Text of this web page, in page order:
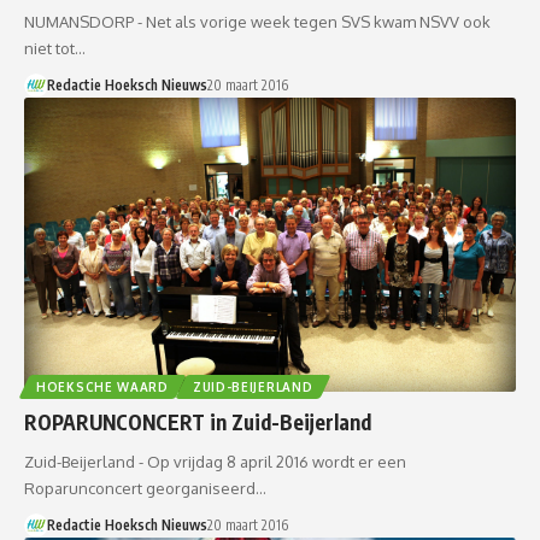
NUMANSDORP - Net als vorige week tegen SVS kwam NSVV ook
niet tot…
Redactie Hoeksch Nieuws20 maart 2016
HOEKSCHE WAARD ZUID-BEIJERLAND
ROPARUNCONCERT in Zuid-Beijerland
Zuid-Beijerland - Op vrijdag 8 april 2016 wordt er een
Roparunconcert georganiseerd…
Redactie Hoeksch Nieuws20 maart 2016